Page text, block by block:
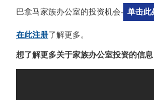
巴拿马家族办公室的投资机会- 单击此
在此注册了解更多。
想了解更多关于家族办公室投资的信息